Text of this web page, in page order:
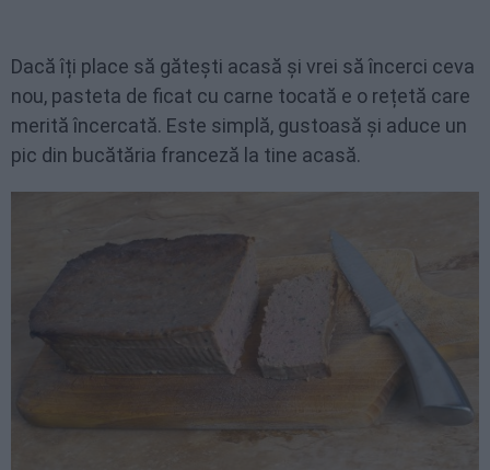
Dacă îți place să gătești acasă și vrei să încerci ceva
nou, pasteta de ficat cu carne tocată e o rețetă care
merită încercată. Este simplă, gustoasă și aduce un
pic din bucătăria franceză la tine acasă.